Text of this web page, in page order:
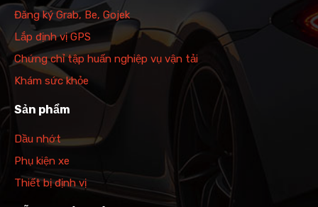
Đăng ký Grab, Be, Gojek
Lắp định vị GPS
Chứng chỉ tập huấn nghiệp vụ vận tải
Khám sức khỏe
Sản phẩm
Dầu nhớt
Phụ kiện xe
Thiết bị định vị